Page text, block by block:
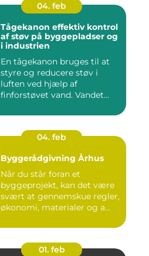
04. feb
Tågekanon effektiv kontrol
af støv på byggepladser og
i industrien
En tågekanon bruges til at
styre og reducere støv i
luften ved hjælp af
finforstøvet vand. Vandet
04. feb
Byggerådgivning Århus
Når du står foran et
byggeprojekt, kan det være
svært at gennemskue regler,
økonomi, materialer og a...
01. feb